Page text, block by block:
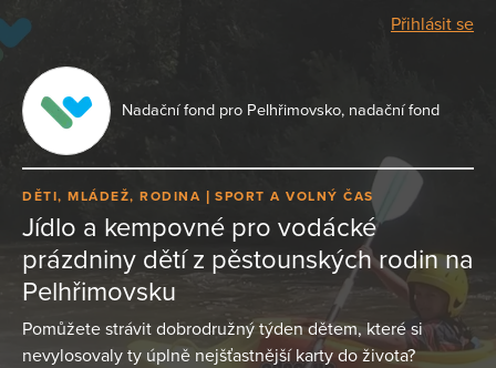
Přihlásit se
Nadační fond pro Pelhřimovsko, nadační fond
DĚTI, MLÁDEŽ, RODINA SPORT A VOLNÝ ČAS
Jídlo a kempovné pro vodácké
prázdniny dětí z pěstounských rodin na
Pelhřimovsku
Pomůžete strávit dobrodružný týden dětem, které si
nevylosovaly ty úplně nejšťastnější karty do života?